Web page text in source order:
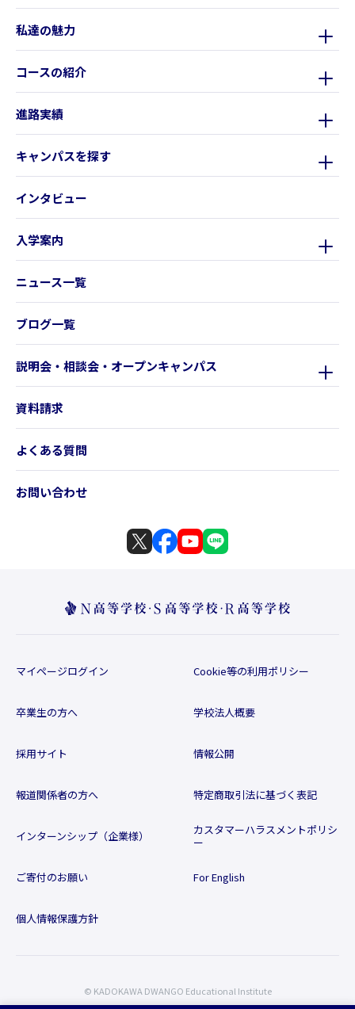
私達の魅力
コースの紹介
進路実績
キャンパスを探す
インタビュー
入学案内
ニュース一覧
ブログ一覧
説明会・相談会・オープンキャンパス
資料請求
よくある質問
お問い合わせ
マイページログイン
卒業生の方へ
採用サイト
報道関係者の方へ
インターンシップ（企業様）
ご寄付のお願い
個人情報保護方針
Cookie等の利用ポリシー
学校法人概要
情報公開
特定商取引法に基づく表記
カスタマーハラスメントポリシ
ー
For English
© KADOKAWA DWANGO Educational Institute